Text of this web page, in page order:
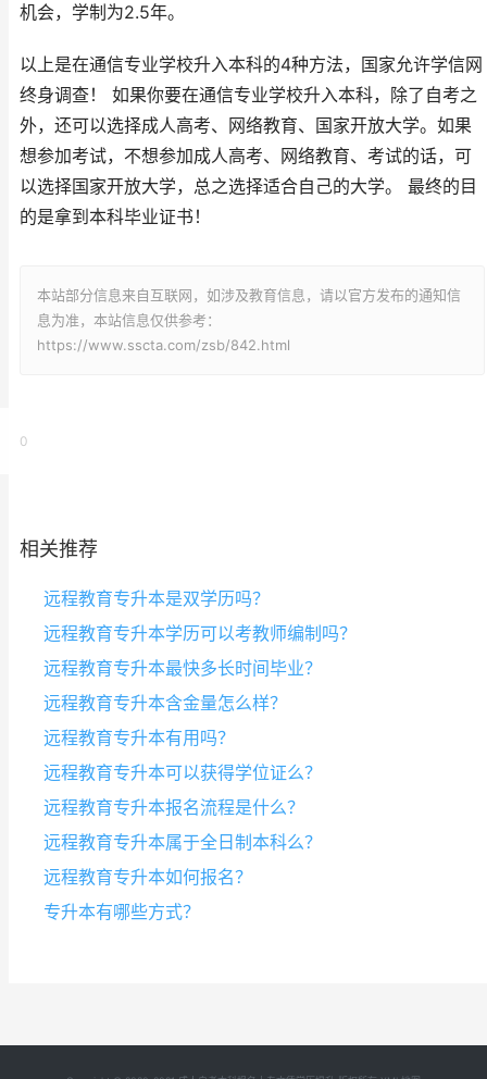
机会，学制为2.5年。
以上是在通信专业学校升入本科的4种方法，国家允许学信网
终身调查！ 如果你要在通信专业学校升入本科，除了自考之
外，还可以选择成人高考、网络教育、国家开放大学。如果
想参加考试，不想参加成人高考、网络教育、考试的话，可
以选择国家开放大学，总之选择适合自己的大学。 最终的目
的是拿到本科毕业证书！
本站部分信息来自互联网，如涉及教育信息，请以官方发布的通知信
息为准，本站信息仅供参考：
https://www.sscta.com/zsb/842.html
0
相关推荐
远程教育专升本是双学历吗？
远程教育专升本学历可以考教师编制吗？
远程教育专升本最快多长时间毕业？
远程教育专升本含金量怎么样？
远程教育专升本有用吗？
远程教育专升本可以获得学位证么？
远程教育专升本报名流程是什么？
远程教育专升本属于全日制本科么？
远程教育专升本如何报名？
专升本有哪些方式？